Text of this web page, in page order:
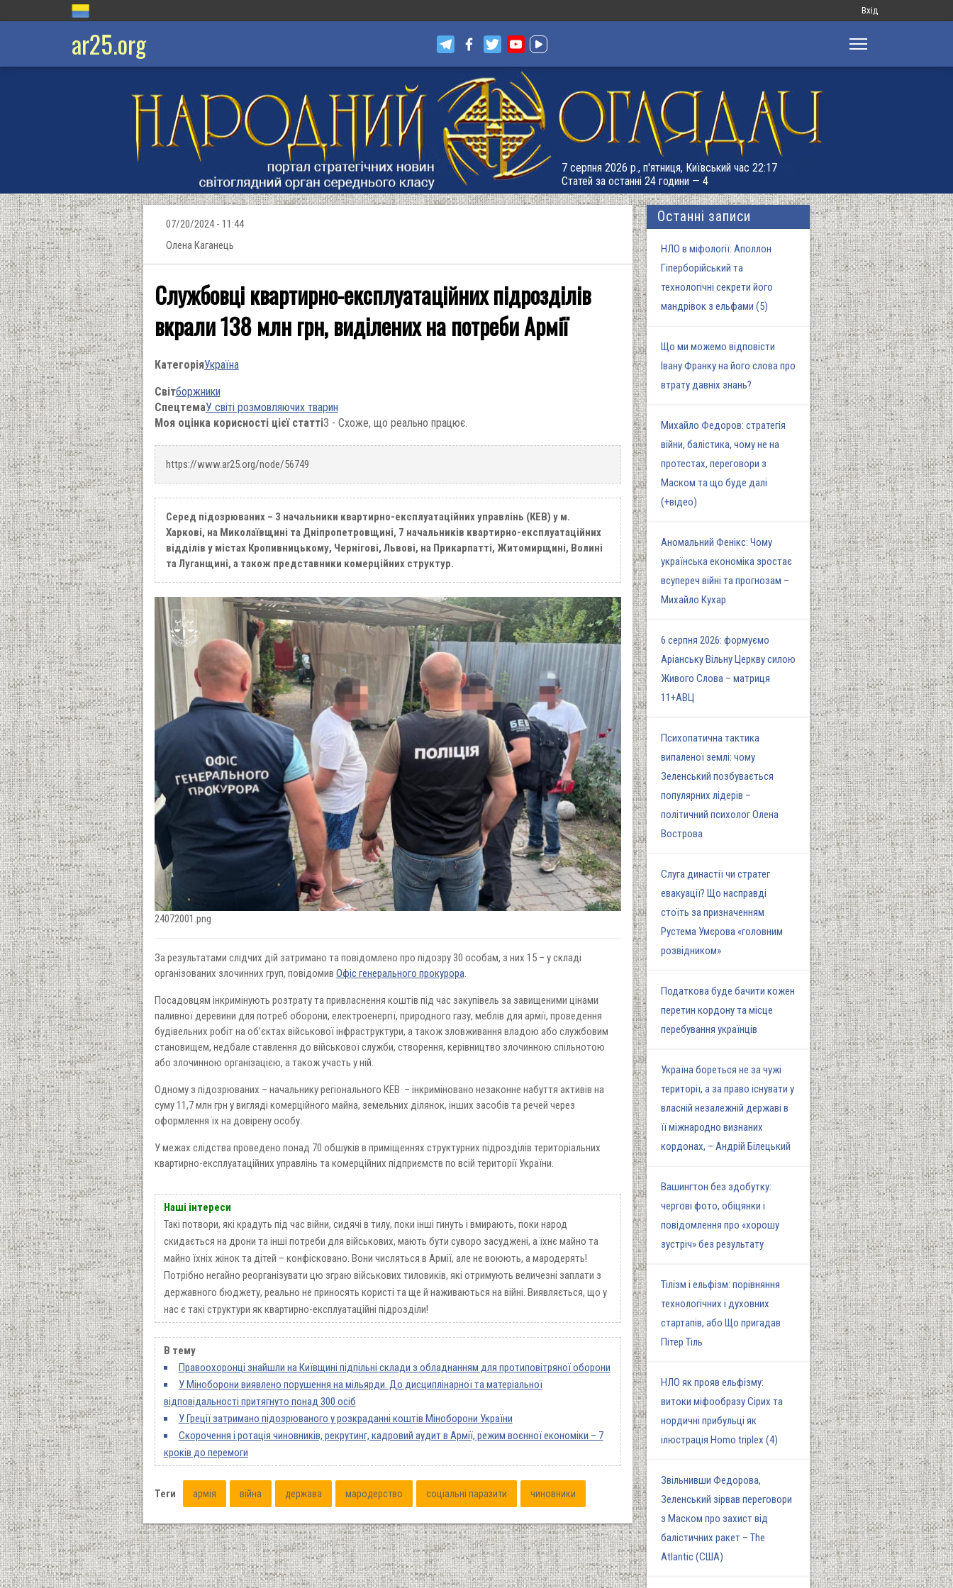
Меню
запису
Вхід
ar25.org
7 серпня 2026 р., п'ятниця, Київський час 22:17
Статей за останні 24 години — 4
07/20/2024 - 11:44
Олена Каганець
Службовці квартирно-експлуатаційних підрозділів
вкрали 138 млн грн, виділених на потреби Армії
КатегоріяУкраїна
Світборжники
СпецтемаУ світі розмовляючих тварин
Моя оцінка корисності цієї статті3 - Схоже, що реально працює.
https://www.ar25.org/node/56749
Серед підозрюваних – 3 начальники квартирно-експлуатаційних управлінь (КЕВ) у м.
Харкові, на Миколаївщині та Дніпропетровщині, 7 начальників квартирно-експлуатаційних
відділів у містах Кропивницькому, Чернігові, Львові, на Прикарпатті, Житомирщині, Волині
та Луганщині, а також представники комерційних структур.
24072001.png
За результатами слідчих дій затримано та повідомлено про підозру 30 особам, з них 15 – у складі
організованих злочинних груп, повідомив Офіс генерального прокурора.
Посадовцям інкримінують розтрату та привласнення коштів під час закупівель за завищеними цінами
паливної деревини для потреб оборони, електроенергії, природного газу, меблів для армії, проведення
будівельних робіт на об’єктах військової інфраструктури, а також зловживання владою або службовим
становищем, недбале ставлення до військової служби, створення, керівництво злочинною спільнотою
або злочинною організацією, а також участь у ній.
Одному з підозрюваних – начальнику регіонального КЕВ – інкриміновано незаконне набуття активів на
суму 11,7 млн грн у вигляді комерційного майна, земельних ділянок, інших засобів та речей через
оформлення їх на довірену особу.
У межах слідства проведено понад 70 обшуків в приміщеннях структурних підрозділів територіальних
квартирно-експлуатаційних управлінь та комерційних підприємств по всій території України.
Наші інтереси
Такі потвори, які крадуть під час війни, сидячі в тилу, поки інші гинуть і вмирають, поки народ
скидається на дрони та інші потреби для військових, мають бути суворо засуджені, а їхнє майно та
майно їхніх жінок та дітей – конфісковано. Вони числяться в Армії, але не воюють, а мародерять!
Потрібно негайно реорганізувати цю зграю військових тиловиків, які отримують величезні заплати з
державного бюджету, реально не приносять користі та ще й наживаються на війні. Виявляється, що у
нас є такі структури як квартирно-експлуатаційні підрозділи!
В тему
Правоохоронці знайшли на Київщині підпільні склади з обладнанням для протиповітряної оборони
У Міноборони виявлено порушення на мільярди. До дисциплінарної та матеріальної
відповідальності притягнуто понад 300 осіб
У Греції затримано підозрюваного у розкраданні коштів Міноборони України
Скорочення і ротація чиновників, рекрутинг, кадровий аудит в Армії, режим воєнної економіки – 7
кроків до перемоги
Теги армія війна держава мародерство соціальні паразити чиновники
Останні записи
НЛО в міфології: Аполлон
Гіперборійський та
технологічні секрети його
мандрівок з ельфами (5)
Що ми можемо відповісти
Івану Франку на його слова про
втрату давніх знань?
Михайло Федоров: стратегія
війни, балістика, чому не на
протестах, переговори з
Маском та що буде далі
(+відео)
Аномальний Фенікс: Чому
українська економіка зростає
всупереч війні та прогнозам –
Михайло Кухар
6 серпня 2026: формуємо
Аріанську Вільну Церкву силою
Живого Слова – матриця
11+АВЦ
Психопатична тактика
випаленої землі: чому
Зеленський позбувається
популярних лідерів –
політичний психолог Олена
Вострова
Слуга династії чи стратег
евакуації? Що насправді
стоїть за призначенням
Рустема Умєрова «головним
розвідником»
Податкова буде бачити кожен
перетин кордону та місце
перебування українців
Україна бореться не за чужі
території, а за право існувати у
власній незалежній державі в
її міжнародно визнаних
кордонах, – Андрій Білецький
Вашингтон без здобутку:
чергові фото, обіцянки і
повідомлення про «хорошу
зустріч» без результату
Тілізм і ельфізм: порівняння
технологічних і духовних
стартапів, або Що пригадав
Пітер Тіль
НЛО як прояв ельфізму:
витоки міфообразу Сірих та
нордичні прибульці як
ілюстрація Homo triplex (4)
Звільнивши Федорова,
Зеленський зірвав переговори
з Маском про захист від
балістичних ракет – The
Atlantic (США)